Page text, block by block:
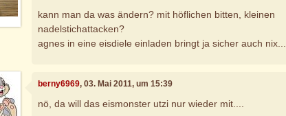
kann man da was ändern? mit höflichen bitten, kleinen
nadelstichattacken?
agnes in eine eisdiele einladen bringt ja sicher auch
berny6969, 03. Mai 2011, um 15:39
nö, da will das eismonster utzi nur wieder mit....